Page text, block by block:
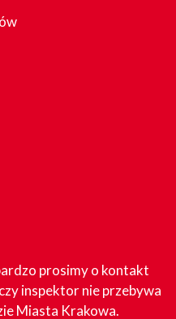
prosimy o kontakt
inspektor nie przebywa
Miasta Krakowa.